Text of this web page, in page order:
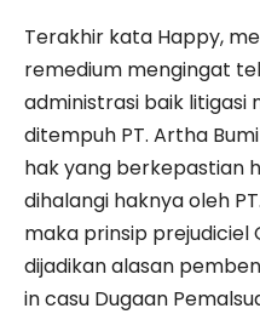
Terakhir kata Happy,
remedium mengingat
administrasi baik litigasi
ditempuh PT. Artha
hak yang berkepastian
dihalangi haknya oleh
maka prinsip prejudiciel
dijadikan alasan
in casu Dugaan